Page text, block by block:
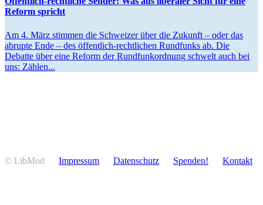
Reform spricht
Am 4. März stimmen die Schweizer über die Zukunft – oder das
abrupte Ende – des öffentlich-recht­­lichen Rundfunks ab. Die
Debatte über eine Reform der Rundfunk­ordnung schwelt auch bei
uns: Zählen...
© LibMod Impressum Daten­schutz Spenden! Kontakt